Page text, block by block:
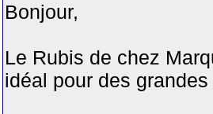
Bonjour,
Le Rubis de chez
idéal pour des